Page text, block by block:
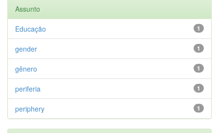
Assunto
1
Educação
1
gender
1
gênero
1
periferia
1
periphery